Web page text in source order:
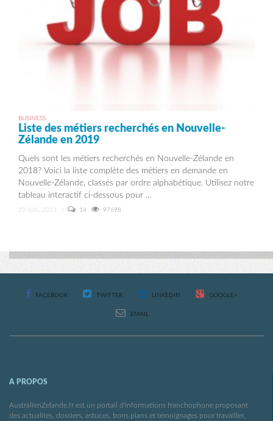
BUSINESS
Liste des métiers recherchés en Nouvelle-
Zélande en 2019
Quels sont les métiers recherchés en Nouvelle-Zélande en
2018? Voici la liste complète des métiers en demande en
Nouvelle-Zélande, classés par ordre alphabétique. Utilisez notre
tableau interactif ci-dessous pour ...
29 JUIL, 2013 14 97698
FACEBOOK TWITTER LINKEDIN GOOGLE+
EMAIL
A PROPOS
AustralienZelande.fr est un portail d’informations franchophone proposant
des actualités, dossiers, astuces, bons plans et témoignages pour travailler,